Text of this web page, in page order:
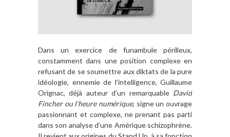
Dans un exercice de funambule périlleux,
constamment dans une position complexe en
refusant de se soumettre aux diktats de la pure
idéologie, ennemie de l’intelligence, Guillaume
Orignac, déjà auteur d’un remarquable David
Fincher ou l’heure numérique, signe un ouvrage
passionnant et complexe, ne prenant pas parti
dans son analyse d’une Amérique schizophrène.